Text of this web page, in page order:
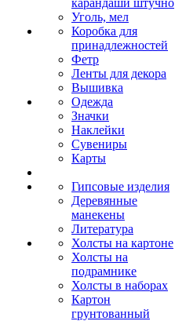
карандаши штучно
Уголь, мел
Коробка для
принадлежностей
Фетр
Ленты для декора
Вышивка
Одежда
Значки
Наклейки
Сувениры
Карты
Гипсовые изделия
Деревянные
манекены
Литература
Холсты на картоне
Холсты на
подрамнике
Холсты в наборах
Картон
грунтованный